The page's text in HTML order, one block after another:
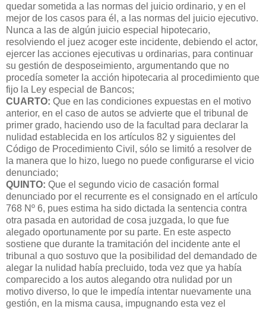
quedar sometida a las normas del juicio ordinario, y en el
mejor de los casos para él, a las normas del juicio ejecutivo.
Nunca a las de algún juicio especial hipotecario,
resolviendo el juez acoger este incidente, debiendo el actor,
ejercer las acciones ejecutivas u ordinarias, para continuar
su gestión de desposeimiento, argumentando que no
procedía someter la acción hipotecaria al procedimiento que
fijo la Ley especial de Bancos;
CUARTO: Que en las condiciones expuestas en el motivo
anterior, en el caso de autos se advierte que el tribunal de
primer grado, haciendo uso de la facultad para declarar la
nulidad establecida en los artículos 82 y siguientes del
Código de Procedimiento Civil, sólo se limitó a resolver de
la manera que lo hizo, luego no puede configurarse el vicio
denunciado;
QUINTO: Que el segundo vicio de casación formal
denunciado por el recurrente es el consignado en el artículo
768 Nº 6, pues estima ha sido dictada la sentencia contra
otra pasada en autoridad de cosa juzgada, lo que fue
alegado oportunamente por su parte. En este aspecto
sostiene que durante la tramitación del incidente ante el
tribunal a quo sostuvo que la posibilidad del demandado de
alegar la nulidad había precluido, toda vez que ya había
comparecido a los autos alegando otra nulidad por un
motivo diverso, lo que le impedía intentar nuevamente una
gestión, en la misma causa, impugnando esta vez el